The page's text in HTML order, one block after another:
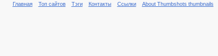
Главная Топ сайтов Тэги Контакты Ссылки About Thumbshots thumbnails